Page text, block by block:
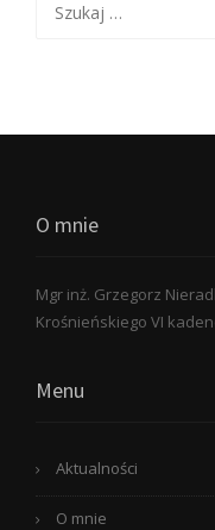
O mnie
Mgr inż. Grzegorz
Krośnieńskiego VI
Menu
Aktualności
O mnie